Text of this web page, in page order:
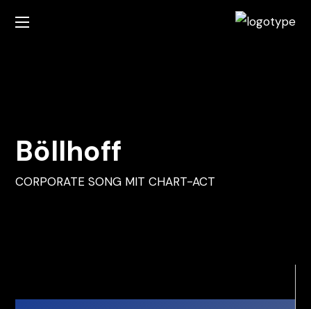
Böllhoff
CORPORATE SONG MIT CHART-ACT